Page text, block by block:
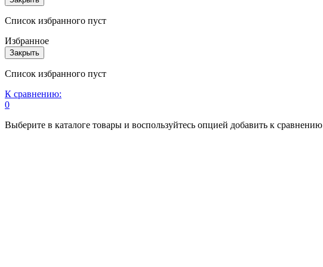
Список избранного пуст
Избранное
Закрыть
Список избранного пуст
К сравнению:
0
Выберите в каталоге товары и воспользуйтесь опцией добавить к сравнению